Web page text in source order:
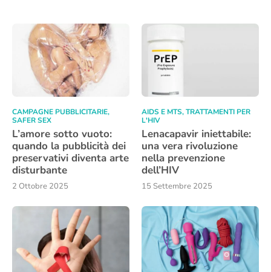
CAMPAGNE PUBBLICITARIE,
SAFER SEX
L’amore sotto vuoto:
quando la pubblicità dei
preservativi diventa arte
disturbante
2 Ottobre 2025
AIDS E MTS,TRATTAMENTI PER
L'HIV
Lenacapavir iniettabile:
una vera rivoluzione
nella prevenzione
dell’HIV
15 Settembre 2025